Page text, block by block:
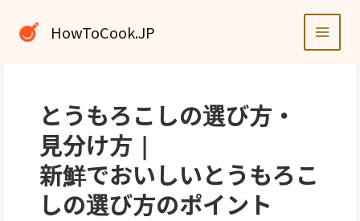
HowToCook.JP
とうもろこしの選び方・
見分け方｜
新鮮でおいしいとうもろこ
しの選び方のポイント